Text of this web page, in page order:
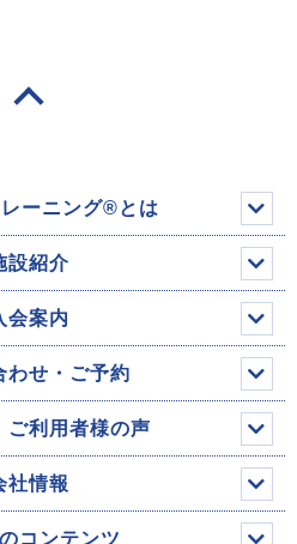
ーニング®とは
設紹介
会案内
わせ・ご予約
ご利用者様の声
社情報
コンテンツ